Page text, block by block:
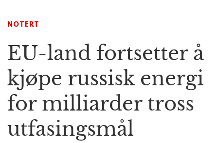
n
v
a
t
i
o
NOTERT
EU-land fortsetter å
kjøpe russisk energi
for milliarder tross
utfasingsmål